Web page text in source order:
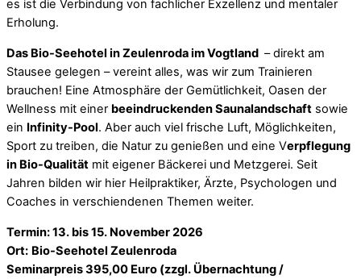
es ist die Verbindung von fachlicher Exzellenz und mentaler
Erholung.
Das Bio-Seehotel in Zeulenroda im Vogtland – direkt am
Stausee gelegen – vereint alles, was wir zum Trainieren
brauchen! Eine Atmosphäre der Gemütlichkeit, Oasen der
Wellness mit einer beeindruckenden Saunalandschaft sowie
ein Infinity-Pool. Aber auch viel frische Luft, Möglichkeiten,
Sport zu treiben, die Natur zu genießen und eine Verpflegung
in Bio-Qualität mit eigener Bäckerei und Metzgerei. Seit
Jahren bilden wir hier Heilpraktiker, Ärzte, Psychologen und
Coaches in verschiendenen Themen weiter.
Termin: 13. bis 15. November 2026
Ort: Bio-Seehotel Zeulenroda
Seminarpreis395,00 Euro (zzgl. Übernachtung /